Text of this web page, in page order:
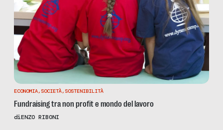
ECONOMIA, SOCIETÀ, SOSTENIBILITÀ
Fundraising tra non profit e mondo del lavoro
diENZO RIBONI